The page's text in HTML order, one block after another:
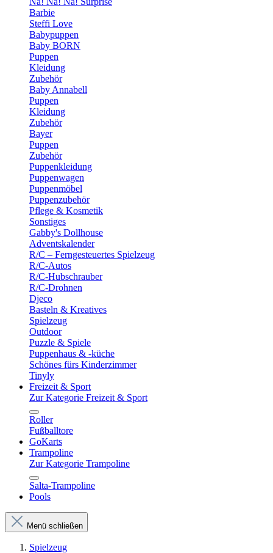
Barbie
Steffi Love
Babypuppen
Baby BORN
Puppen
Kleidung
Zubehör
Baby Annabell
Puppen
Kleidung
Zubehör
Bayer
Puppen
Zubehör
Puppenkleidung
Puppenwagen
Puppenmöbel
Puppenzubehör
Pflege & Kosmetik
Sonstiges
Gabby's Dollhouse
Adventskalender
R/C – Ferngesteuertes Spielzeug
R/C-Autos
R/C-Hubschrauber
R/C-Drohnen
Djeco
Basteln & Kreatives
Spielzeug
Outdoor
Puzzle & Spiele
Puppenhaus & -küche
Schönes fürs Kinderzimmer
Tinyly
Freizeit & Sport
Zur Kategorie Freizeit & Sport
Roller
Fußballtore
GoKarts
Trampoline
Zur Kategorie Trampoline
Salta-Trampoline
Pools
Menü schließen
Spielzeug